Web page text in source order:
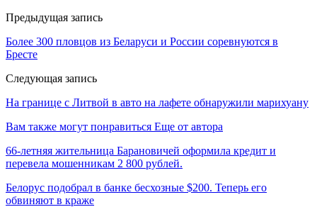
Предыдущая запись
Более 300 пловцов из Беларуси и России соревнуются в
Бресте
Следующая запись
На границе с Литвой в авто на лафете обнаружили марихуану
Вам также могут понравиться Еще от автора
66-летняя жительница Барановичей оформила кредит и
перевела мошенникам 2 800 рублей.
Белорус подобрал в банке бесхозные $200. Теперь его
обвиняют в краже